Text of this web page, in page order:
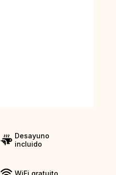
Desayuno
incluido